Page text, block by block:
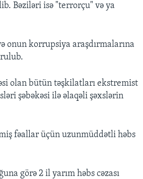
Bəziləri isə "terrorçu" və ya
onun korrupsiya araşdırmalarına
olan bütün təşkilatları ekstremist
şəbəkəsi ilə əlaqəli şəxslərin
fəallar üçün uzunmüddətli həbs
görə 2 il yarım həbs cəzası